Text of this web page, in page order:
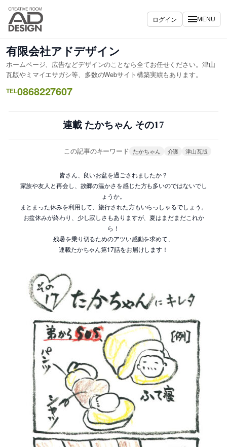
内
を
キ
ッ
プ
ログイン MENU
有限会社アドデザイン
ホームページ、広告などデザインのことなら全てお任せください。津山
瓦版やミマイエサガシ等、多数のWebサイト構築実績もあります。
TEL0868227607
連載 たかちゃん その17
この記事のキーワード たかちゃん 介護 津山瓦版
皆さん、良いお盆を過ごされましたか？
家族や友人と再会し、故郷の温かさを感じた方も多いのではないでし
ょうか。
まとまった休みを利用して、旅行された方もいらっしゃるでしょう。
お盆休みが終わり、少し寂しさもありますが、夏はまだまだこれか
ら！
残暑を乗り切るためのアツい感動を求めて、
連載たかちゃん第17話をお届けします！